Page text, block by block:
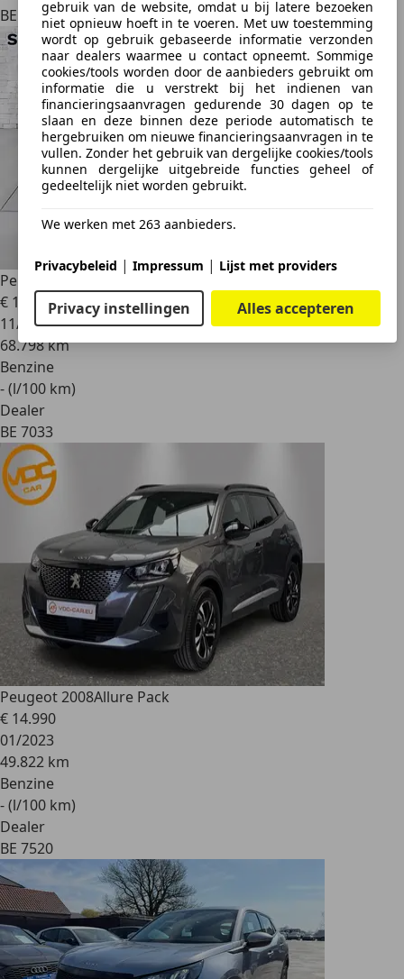
gebruik van de website, omdat u bij latere bezoeken
niet opnieuw hoeft in te voeren. Met uw toestemming
wordt op gebruik gebaseerde informatie verzonden
naar dealers waarmee u contact opneemt. Sommige
cookies/tools worden door de aanbieders gebruikt om
informatie die u verstrekt bij het indienen van
financieringsaanvragen gedurende 30 dagen op te
slaan en deze binnen deze periode automatisch te
hergebruiken om nieuwe financieringsaanvragen in te
vullen. Zonder het gebruik van dergelijke cookies/tools
kunnen dergelijke uitgebreide functies geheel of
gedeeltelijk niet worden gebruikt.
We werken met 263 aanbieders.
Privacybeleid | Impressum | Lijst met providers
Privacy instellingen Alles accepteren
BE 7700
Peugeot 2008
STYLE ES 130 AUTO
€ 14.890
11/2021
68.798 km
Benzine
- (l/100 km)
Dealer
BE 7033
Peugeot 2008Allure Pack
€ 14.990
01/2023
49.822 km
Benzine
- (l/100 km)
Dealer
BE 7520